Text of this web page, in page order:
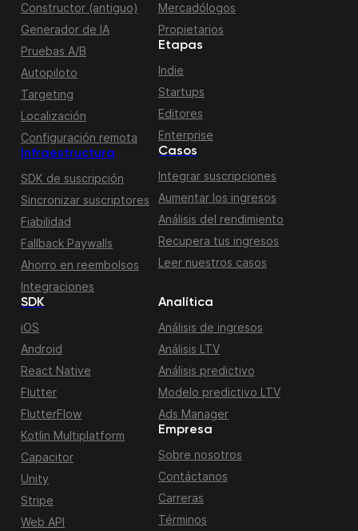
Constructor (antiguo)
Generador de IA
Pruebas A/B
Autopiloto
Targeting
Localización
Configuración remota
Infraestructura
SDK de suscripción
Sincronizar suscriptores
Fiabilidad
Fallback Paywalls
Ahorro en reembolsos
Integraciones
Mercadólogos
Propietarios
Etapas
Indie
Startups
Editores
Enterprise
Casos
Integrar suscripciones
Aumentar los ingresos
Análisis del rendimiento
Recupera tus ingresos
Leer nuestros casos
SDK
iOS
Android
React Native
Flutter
FlutterFlow
Kotlin Multiplatform
Capacitor
Unity
Stripe
Web API
Analítica
Análisis de ingresos
Análisis LTV
Análisis predictivo
Modelo predictivo LTV
Ads Manager
Empresa
Sobre nosotros
Contáctanos
Carreras
Términos